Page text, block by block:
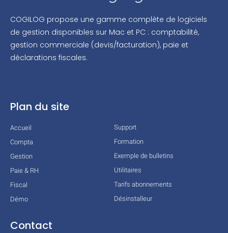
COGILOG propose une gamme complète de logiciels
de gestion disponibles sur Mac et PC : comptabilité,
gestion commerciale (devis/facturation), paie et
déclarations fiscales.
Plan du site
Accueil
Compta
Gestion
Paie & RH
Fiscal
Démo
Support
Formation
Exemple de bulletins
Utilitaires
Tarifs abonnements
Désinstalleur
Contact